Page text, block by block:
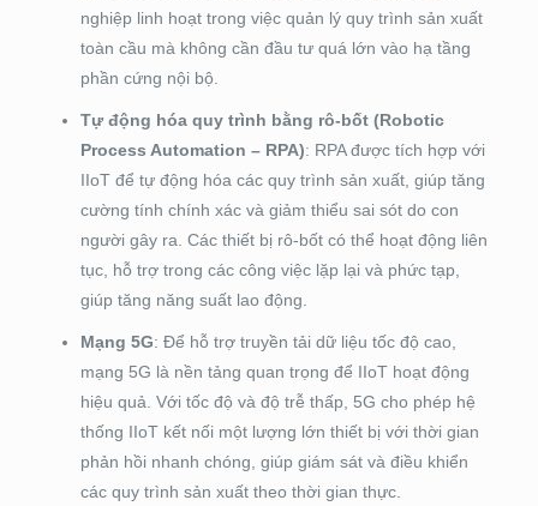
nghiệp linh hoạt trong việc quản lý quy trình sản xuất
toàn cầu mà không cần đầu tư quá lớn vào hạ tầng
phần cứng nội bộ.
Tự động hóa quy trình bằng rô-bốt (Robotic
Process Automation – RPA): RPA được tích hợp với
IIoT để tự động hóa các quy trình sản xuất, giúp tăng
cường tính chính xác và giảm thiểu sai sót do con
người gây ra. Các thiết bị rô-bốt có thể hoạt động liên
tục, hỗ trợ trong các công việc lặp lại và phức tạp,
giúp tăng năng suất lao động.
Mạng 5G: Để hỗ trợ truyền tải dữ liệu tốc độ cao,
mạng 5G là nền tảng quan trọng để IIoT hoạt động
hiệu quả. Với tốc độ và độ trễ thấp, 5G cho phép hệ
thống IIoT kết nối một lượng lớn thiết bị với thời gian
phản hồi nhanh chóng, giúp giám sát và điều khiển
các quy trình sản xuất theo thời gian thực.